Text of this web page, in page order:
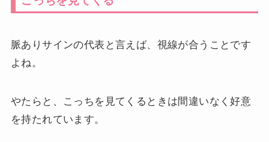
脈ありサインの代表と言えば、視線が合うことです
よね。
やたらと、こっちを見てくるときは間違いなく好意
を持たれています。